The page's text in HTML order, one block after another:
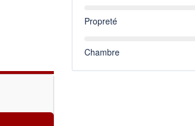
Propreté
Chambre